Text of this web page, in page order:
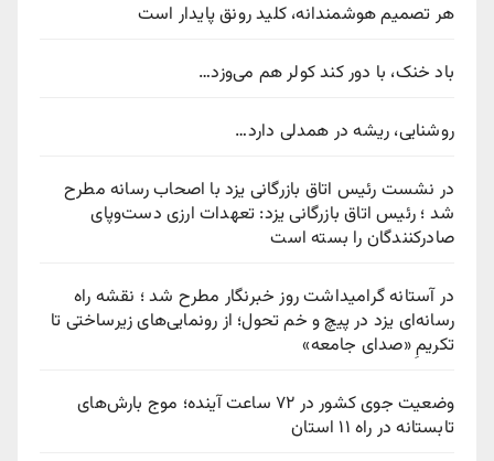
هر تصمیم هوشمندانه، کلید رونق پایدار است
باد خنک، با دور کند کولر هم می‌وزد…
روشنایی، ریشه در همدلی دارد…
در نشست رئیس اتاق بازرگانی یزد با اصحاب رسانه مطرح
شد ؛ رئیس اتاق بازرگانی یزد: تعهدات ارزی دست‌وپای
صادرکنندگان را بسته است
در آستانه گرامیداشت روز خبرنگار مطرح شد ؛ نقشه راه
رسانه‌ای یزد در پیچ‌ و خم تحول؛ از رونمایی‌های زیرساختی تا
تکریمِ «صدای جامعه»
وضعیت جوی کشور در ۷۲ ساعت آینده؛ موج بارش‌های
تابستانه در راه ۱۱ استان